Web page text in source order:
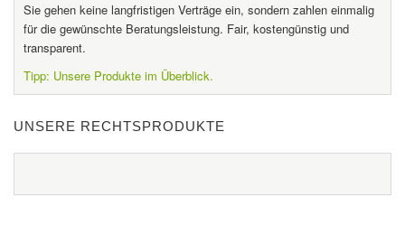
Sie gehen keine langfristigen Verträge ein, sondern zahlen einmalig
für die gewünschte Beratungsleistung. Fair, kostengünstig und
transparent.
Tipp: Unsere Produkte im Überblick.
UNSERE RECHTSPRODUKTE